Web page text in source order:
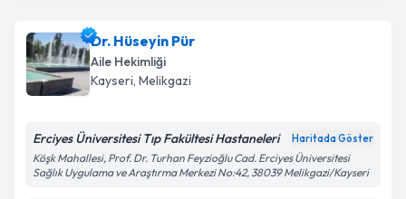
Takvim Talebini Gönder
Dr. Hicran Karaca Sönmezer
talebi oluşturun. Size bu uzmandan randevu almanız
için bir takvim hazırlandığında e-posta ile
bilgilendireceğiz.
E-posta Adresiniz
Dr. Hüseyin Pür
Aile Hekimliği
Kayseri, Melikgazi
Erciyes Üniversitesi Tıp Fakültesi Hastaneleri Haritada Göster
Köşk Mahallesi, Prof. Dr. Turhan Feyzioğlu Cad. Erciyes Üniversitesi
Sağlık Uygulama ve Araştırma Merkezi No:42, 38039 Melikgazi/Kayseri